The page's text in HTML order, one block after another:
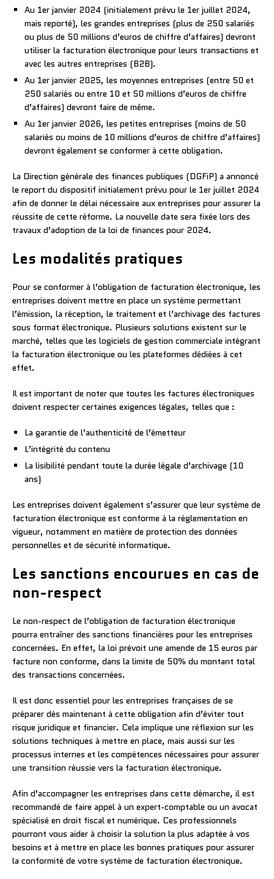
Au 1er janvier 2024 (initialement prévu le 1er juillet 2024,
mais reporté), les grandes entreprises (plus de 250 salariés
ou plus de 50 millions d’euros de chiffre d’affaires) devront
utiliser la facturation électronique pour leurs transactions et
avec les autres entreprises (B2B).
Au 1er janvier 2025, les moyennes entreprises (entre 50 et
250 salariés ou entre 10 et 50 millions d’euros de chiffre
d’affaires) devront faire de même.
Au 1er janvier 2026, les petites entreprises (moins de 50
salariés ou moins de 10 millions d’euros de chiffre d’affaires)
devront également se conformer à cette obligation.
La Direction générale des finances publiques (DGFiP) a annoncé
le report du dispositif initialement prévu pour le 1er juillet 2024
afin de donner le délai nécessaire aux entreprises pour assurer la
réussite de cette réforme. La nouvelle date sera fixée lors des
travaux d’adoption de la loi de finances pour 2024.
Les modalités pratiques
Pour se conformer à l’obligation de facturation électronique, les
entreprises doivent mettre en place un système permettant
l’émission, la réception, le traitement et l’archivage des factures
sous format électronique. Plusieurs solutions existent sur le
marché, telles que les logiciels de gestion commerciale intégrant
la facturation électronique ou les plateformes dédiées à cet
effet.
Il est important de noter que toutes les factures électroniques
doivent respecter certaines exigences légales, telles que :
La garantie de l’authenticité de l’émetteur
L’intégrité du contenu
La lisibilité pendant toute la durée légale d’archivage (10
ans)
Les entreprises doivent également s’assurer que leur système de
facturation électronique est conforme à la réglementation en
vigueur, notamment en matière de protection des données
personnelles et de sécurité informatique.
Les sanctions encourues en cas de
non-respect
Le non-respect de l’obligation de facturation électronique
pourra entraîner des sanctions financières pour les entreprises
concernées. En effet, la loi prévoit une amende de 15 euros par
facture non conforme, dans la limite de 50% du montant total
des transactions concernées.
Il est donc essentiel pour les entreprises françaises de se
préparer dès maintenant à cette obligation afin d’éviter tout
risque juridique et financier. Cela implique une réflexion sur les
solutions techniques à mettre en place, mais aussi sur les
processus internes et les compétences nécessaires pour assurer
une transition réussie vers la facturation électronique.
Afin d’accompagner les entreprises dans cette démarche, il est
recommandé de faire appel à un expert-comptable ou un avocat
spécialisé en droit fiscal et numérique. Ces professionnels
pourront vous aider à choisir la solution la plus adaptée à vos
besoins et à mettre en place les bonnes pratiques pour assurer
la conformité de votre système de facturation électronique.